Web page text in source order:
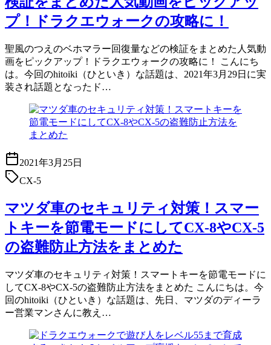
プ！ドラクエウォークの攻略に！
聖風のつえのベホマラー回復量などの検証をまとめた人気動
画をピックアップ！ドラクエウォークの攻略に！ こんにち
は。今回のhitoiki（ひといき）な話題は、2021年3月29日に実
装され話題となったド…
2021年3月25日
CX-5
マツダ車のセキュリティ対策！スマー
トキーを節電モードにしてCX-8やCX-5
の盗難防止方法をまとめた
マツダ車のセキュリティ対策！スマートキーを節電モードに
してCX-8やCX-5の盗難防止方法をまとめた こんにちは。今
回のhitoiki（ひといき）な話題は、先日、マツダのディーラ
ー営業マンさんに教え…